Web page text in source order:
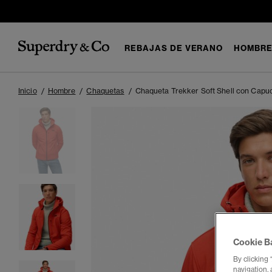
REBAJAS DE VERANO HOMBRE
Inicio Hombre Chaquetas Chaqueta Trekker Soft Shell con
Cookie
By clicking
navigation,